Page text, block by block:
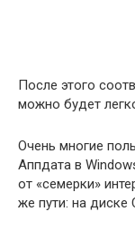
После этого
можно будет
Очень многие
Аппдата в
от «семерки»
же пути: на диске